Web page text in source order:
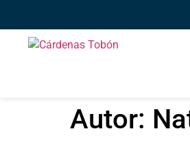
Autor: